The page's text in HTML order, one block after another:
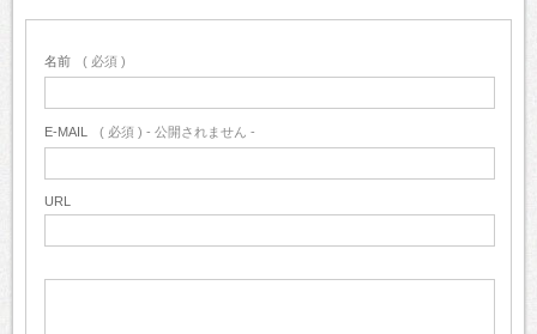
名前 ( 必須 )
E-MAIL ( 必須 ) - 公開されません -
URL